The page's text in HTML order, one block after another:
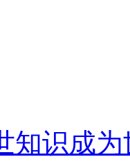
知识成